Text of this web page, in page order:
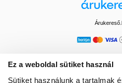
Ez a weboldal sütiket használ
Sütiket használunk a tartalmak